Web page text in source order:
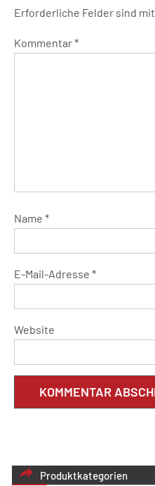
Erforderliche Felder sind mit
Kommentar*
Name *
E-Mail-Adresse *
Website
Produktkategorien